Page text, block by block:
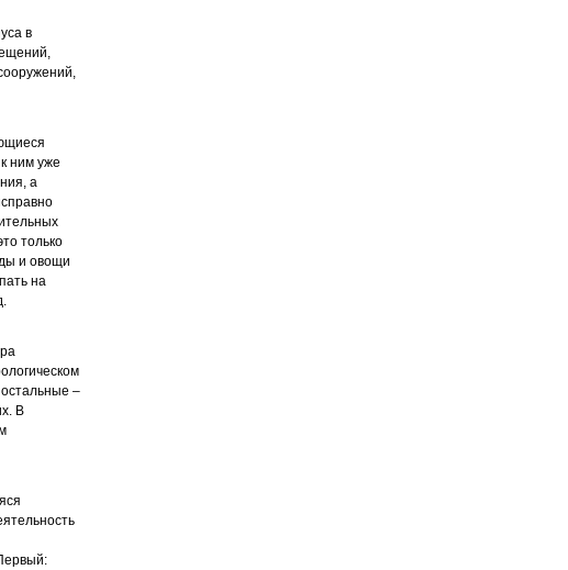
в
ним уже
а
только
и овощи
на
–
В